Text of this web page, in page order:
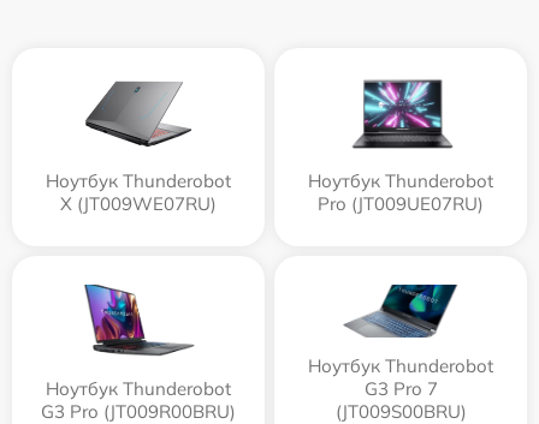
Ноутбук Thunderobot
X (JT009WE07RU)
Ноутбук Thunderobot
Pro (JT009UE07RU)
Ноутбук Thunderobot
G3 Pro (JT009R00BRU)
Ноутбук Thunderobot
G3 Pro 7
(JT009S00BRU)